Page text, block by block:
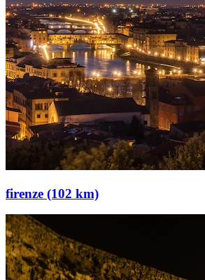
firenze (102 km)